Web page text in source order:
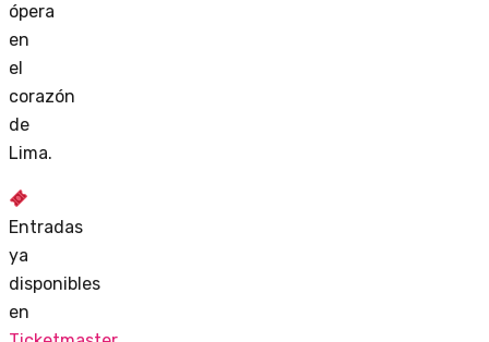
ópera
en
el
corazón
de
Lima.
Entradas
ya
disponibles
en